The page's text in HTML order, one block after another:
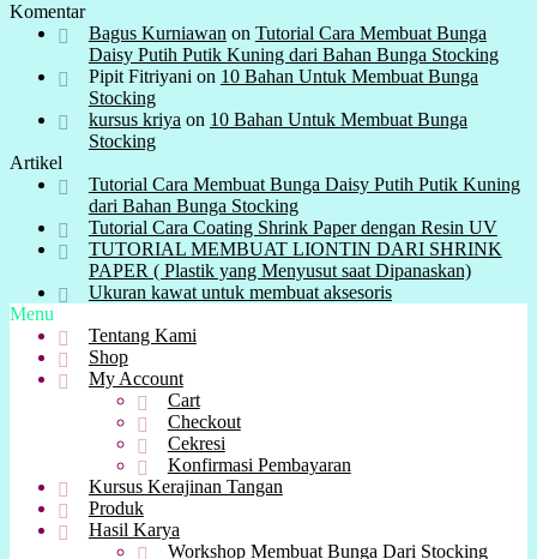
Komentar
Bagus Kurniawan on Tutorial Cara Membuat Bunga
Daisy Putih Putik Kuning dari Bahan Bunga Stocking
Pipit Fitriyani on 10 Bahan Untuk Membuat Bunga
Stocking
kursus kriya on 10 Bahan Untuk Membuat Bunga
Stocking
Artikel
Tutorial Cara Membuat Bunga Daisy Putih Putik Kuning
dari Bahan Bunga Stocking
Tutorial Cara Coating Shrink Paper dengan Resin UV
TUTORIAL MEMBUAT LIONTIN DARI SHRINK
PAPER ( Plastik yang Menyusut saat Dipanaskan)
Ukuran kawat untuk membuat aksesoris
Menu
Tentang Kami
Shop
My Account
Cart
Checkout
Cekresi
Konfirmasi Pembayaran
Kursus Kerajinan Tangan
Produk
Hasil Karya
Workshop Membuat Bunga Dari Stocking